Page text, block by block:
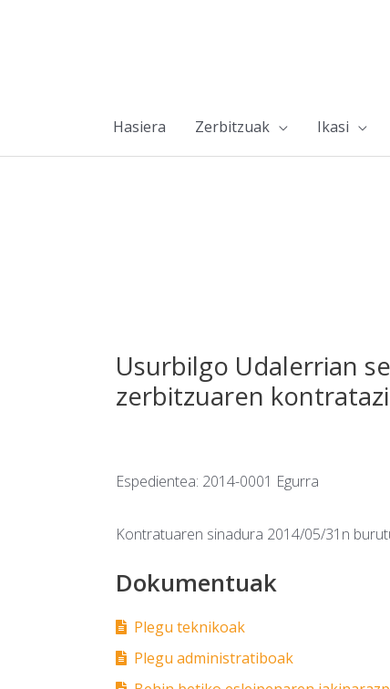
Hasiera Zerbitzuak Ikasi
Usurbilgo Udalerrian
zerbitzuaren
Espedientea: 2014-0001 Egurra
Kontratuaren sinadura 2014/05/31n
Dokumentuak
Plegu teknikoak
Plegu administratiboak